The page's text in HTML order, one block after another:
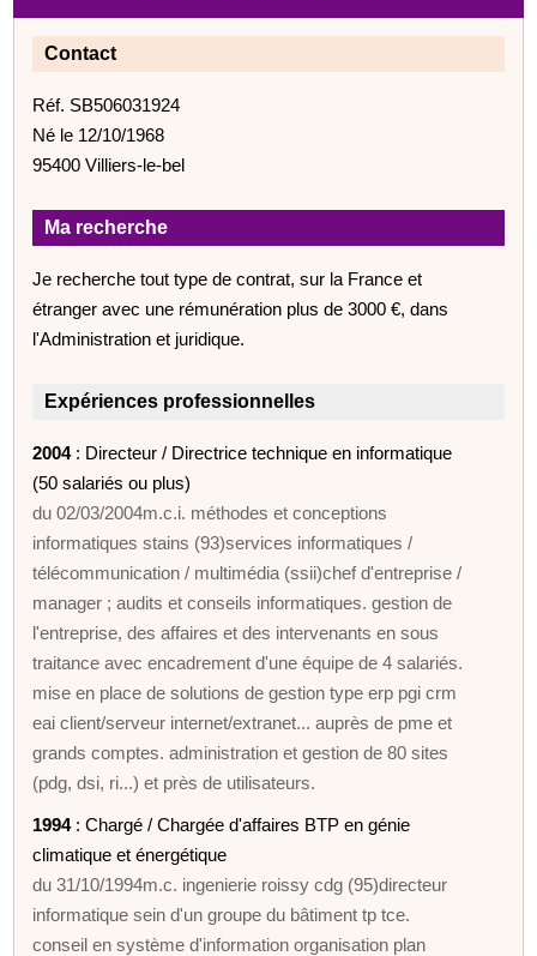
Contact
Réf. SB506031924
Né le 12/10/1968
95400 Villiers-le-bel
Ma recherche
Je recherche tout type de contrat, sur la France et
étranger avec une rémunération plus de 3000 €, dans
l'Administration et juridique.
Expériences professionnelles
2004: Directeur / Directrice technique en informatique
(50 salariés ou plus)
du 02/03/2004m.c.i. méthodes et conceptions
informatiques stains (93)services informatiques /
télécommunication / multimédia (ssii)chef d'entreprise /
manager ; audits et conseils informatiques. gestion de
l'entreprise, des affaires et des intervenants en sous
traitance avec encadrement d'une équipe de 4 salariés.
mise en place de solutions de gestion type erp pgi crm
eai client/serveur internet/extranet... auprès de pme et
grands comptes. administration et gestion de 80 sites
(pdg, dsi, ri...) et près de utilisateurs.
1994: Chargé / Chargée d'affaires BTP en génie
climatique et énergétique
du 31/10/1994m.c. ingenierie roissy cdg (95)directeur
informatique sein d'un groupe du bâtiment tp tce.
conseil en système d'information organisation plan